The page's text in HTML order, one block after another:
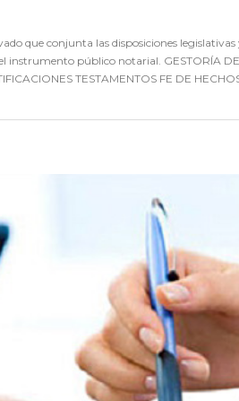
que conjunta las disposiciones
instrumento público notarial. GESTORÍA
TESTAMENTOS FE DE